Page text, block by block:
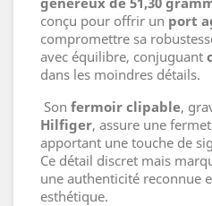
conçu pour offrir un port
compromettre sa
avec équilibre, conjuguant
dans les moindres détails.
Son fermoir clipable,
Hilfiger, assure une
apportant une touche de
Ce détail discret mais
une authenticité reconnue
esthétique.